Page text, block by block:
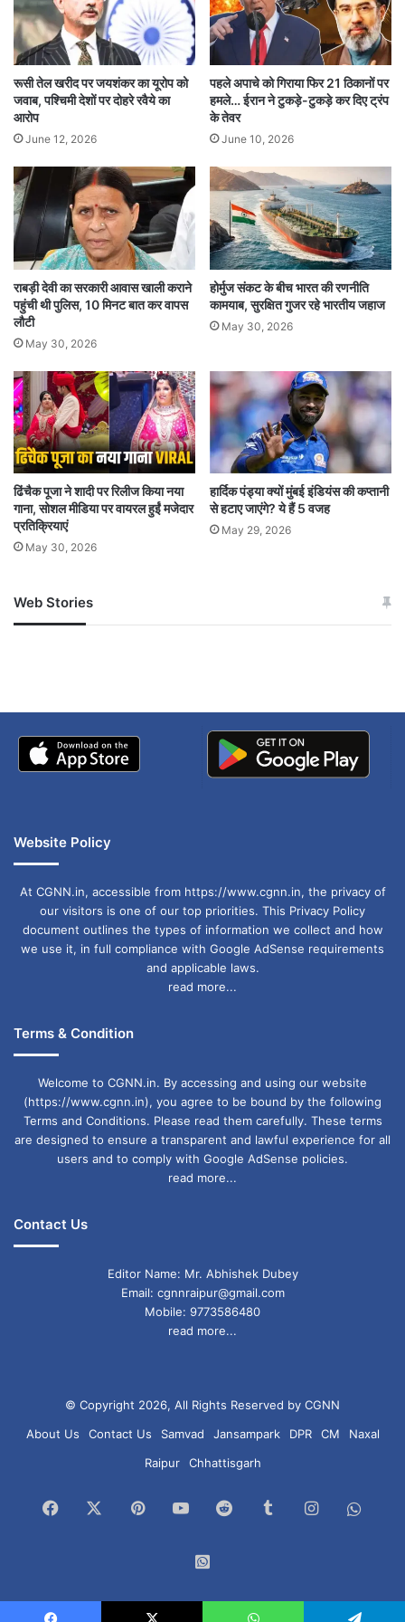
राष्ट्र ने भी इस क्षेत्र में राहत कार्य शुरू कर दिए हैं।
ट्रंप ने शांति सम्मेलन में कहा कि इस समझौते ने क्षेत्रीय
सहयोग की नई राह खोली है। उन्होंने इजराइल के
प्रधानमंत्री बेंजामिन नेतन्याहू की सराहना की और कहा कि
उन्होंने ईरान पर भी निशाना साधा और दावा किया कि उसके
परमाणु ठिकानों पर हुए अमेरिकी हमलों ने उसके परमाणु
कार्यक्रम को खत्म कर दिया।
इस ऐतिहासिक डील के पांच बड़े संदेशों में ट्रंप ने कहा —
“यह आस्था, उम्मीद और ईश्वर के युग की शुरुआत है।”
की अपील की। इस समझौते से न केवल गाजा में युद्ध का अंत
हुआ है बल्कि एक नए, शांतिपूर्ण और समृद्ध मध्य पूर्व के सपने
की शुरुआत भी हो गई है।
5 big messages from landmark Gaza peace
deal in Egypt
रूसी तेल खरीद पर जयशंकर का यूरोप को
जवाब, पश्चिमी देशों पर दोहरे रवैये का
आरोप
June 12, 2026
पहले अपाचे को गिराया फिर 21 ठिकानों पर
हमले… ईरान ने टुकड़े-टुकड़े कर दिए ट्रंप
के तेवर
June 10, 2026
राबड़ी देवी का सरकारी आवास खाली कराने
पहुंची थी पुलिस, 10 मिनट बात कर वापस
लौटी
May 30, 2026
होर्मुज संकट के बीच भारत की रणनीति
कामयाब, सुरक्षित गुजर रहे भारतीय जहाज
May 30, 2026
ढिंचैक पूजा ने शादी पर रिलीज किया नया
गाना, सोशल मीडिया पर वायरल हुईं मजेदार
प्रतिक्रियाएं
May 30, 2026
हार्दिक पंड्या क्यों मुंबई इंडियंस की कप्तानी
से हटाए जाएंगे? ये हैं 5 वजह
May 29, 2026
Web Stories
जम्मू-कश्मीर में बारिश से
अपडेट
खाई में धक्का… आरोपियों ने
Website Policy
At CGNN.in, accessible from https://www.cgnn.in, the privacy of
our visitors is one of our top priorities. This Privacy Policy
document outlines the types of information we collect and how
we use it, in full compliance with Google AdSense requirements
and applicable laws.
read more...
Terms & Condition
Welcome to CGNN.in. By accessing and using our website
(https://www.cgnn.in), you agree to be bound by the following
Terms and Conditions. Please read them carefully. These terms
are designed to ensure a transparent and lawful experience for all
users and to comply with Google AdSense policies.
read more...
Contact Us
Editor Name: Mr. Abhishek Dubey
Email: cgnnraipur@gmail.com
Mobile: 9773586480
read more...
© Copyright 2026, All Rights Reserved by CGNN
About Us
Contact Us Samvad Jansampark DPR CM
Naxal
Raipur
Chhattisgarh
Facebook PinterestYouTubeReddit TumblrInstagram
Group